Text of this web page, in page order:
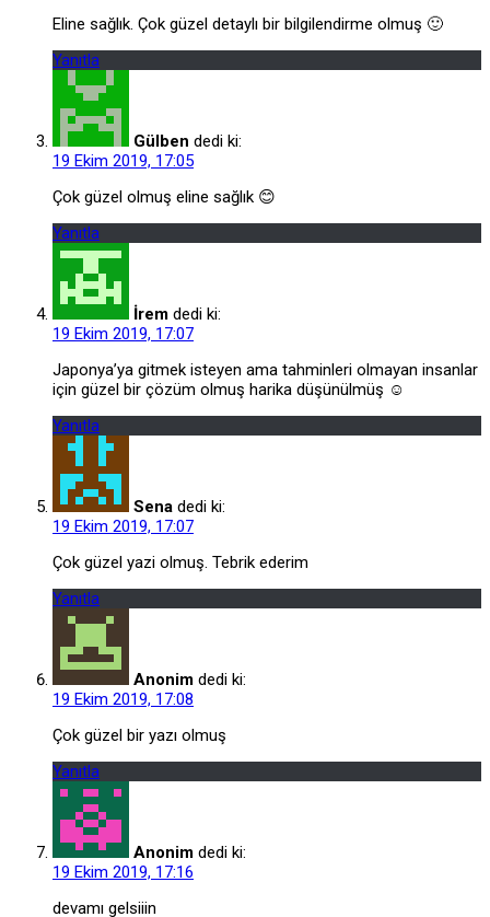
Eline sağlık. Çok güzel detaylı bir bilgilendirme olmuş 🙂
Yanıtla
Gülben dedi ki:
19 Ekim 2019, 17:05
Çok güzel olmuş eline sağlık 😊
Yanıtla
İrem dedi ki:
19 Ekim 2019, 17:07
Japonya’ya gitmek isteyen ama tahminleri olmayan insanlar
için güzel bir çözüm olmuş harika düşünülmüş ☺️
Yanıtla
Sena dedi ki:
19 Ekim 2019, 17:07
Çok güzel yazi olmuş. Tebrik ederim
Yanıtla
Anonim dedi ki:
19 Ekim 2019, 17:08
Çok güzel bir yazı olmuş
Yanıtla
Anonim dedi ki:
19 Ekim 2019, 17:16
devamı gelsiiin